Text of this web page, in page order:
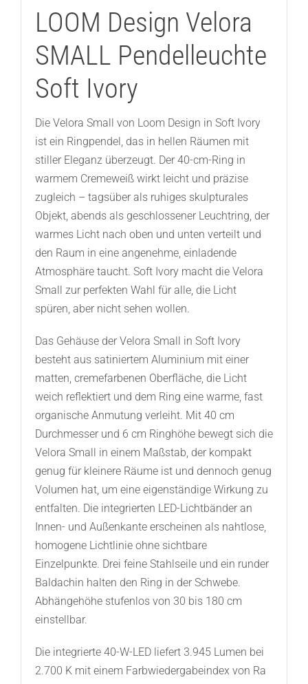
LOOM Design Velora
SMALL Pendelleuchte
Soft Ivory
Die Velora Small von Loom Design in Soft Ivory
ist ein Ringpendel, das in hellen Räumen mit
stiller Eleganz überzeugt. Der 40-cm-Ring in
warmem Cremeweiß wirkt leicht und präzise
zugleich – tagsüber als ruhiges skulpturales
Objekt, abends als geschlossener Leuchtring, der
warmes Licht nach oben und unten verteilt und
den Raum in eine angenehme, einladende
Atmosphäre taucht. Soft Ivory macht die Velora
Small zur perfekten Wahl für alle, die Licht
spüren, aber nicht sehen wollen.
Das Gehäuse der Velora Small in Soft Ivory
besteht aus satiniertem Aluminium mit einer
matten, cremefarbenen Oberfläche, die Licht
weich reflektiert und dem Ring eine warme, fast
organische Anmutung verleiht. Mit 40 cm
Durchmesser und 6 cm Ringhöhe bewegt sich die
Velora Small in einem Maßstab, der kompakt
genug für kleinere Räume ist und dennoch genug
Volumen hat, um eine eigenständige Wirkung zu
entfalten. Die integrierten LED-Lichtbänder an
Innen- und Außenkante erscheinen als nahtlose,
homogene Lichtlinie ohne sichtbare
Einzelpunkte. Drei feine Stahlseile und ein runder
Baldachin halten den Ring in der Schwebe.
Abhängehöhe stufenlos von 30 bis 180 cm
einstellbar.
Die integrierte 40-W-LED liefert 3.945 Lumen bei
2.700 K mit einem Farbwiedergabeindex von Ra